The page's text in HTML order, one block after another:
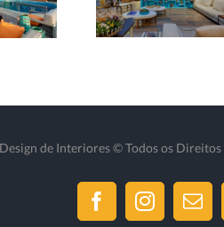
de Interiores © Todos os
FacebookInstagram